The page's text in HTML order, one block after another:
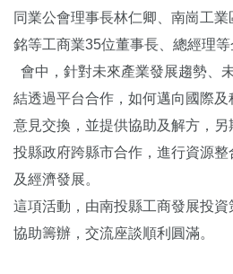
同業公會理事長林仁卿、南崗工
銘等工商業35位董事長、總經理等
會中，針對未來產業發展趨勢、
結透過平台合作，如何邁向國際
意見交換，並提供協助及解方，
投縣政府跨縣市合作，進行資源整
及經濟發展。
這項活動，由南投縣工商發展投資
協助籌辦，交流座談順利圓滿。